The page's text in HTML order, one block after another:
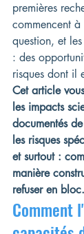
premières
commencent
question, et
: des
risques dont il
Cet article
les impacts
documentés
les risques
et surtout :
manière
refuser en bloc.
Comment